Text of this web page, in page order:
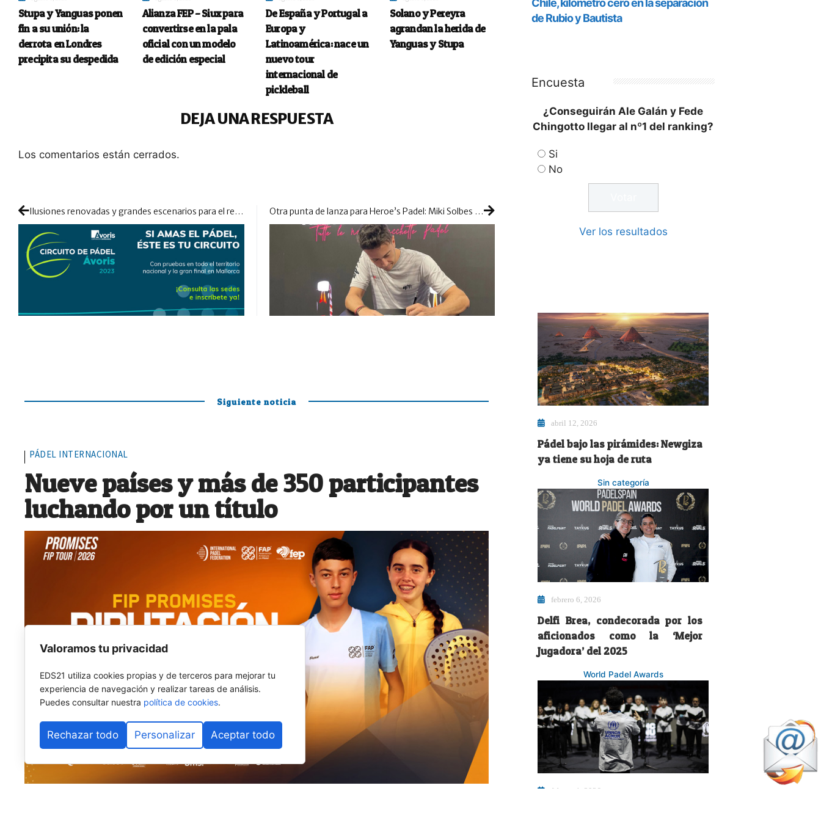
Stupa y Yanguas ponen
fin a su unión: la
derrota en Londres
precipita su despedida
Alianza FEP – Siux para
convertirse en la pala
oficial con un modelo
de edición especial
De España y Portugal a
Europa y
Latinoamérica: nace un
nuevo tour
internacional de
pickleball
Solano y Pereyra
agrandan la herida de
Yanguas y Stupa
DEJA UNA RESPUESTA
Los comentarios están cerrados.
Ilusiones renovadas y grandes escenarios para el regreso del Circuito de Pádel Ávoris Otra punta de lanza para Heroe’s Padel: Miki Solbes también se suma a su proyecto de expansión
Siguiente noticia
PÁDEL INTERNACIONAL
Nueve países y más de 350 participantes
luchando por un título
Encuesta
¿Conseguirán Ale Galán y Fede
Chingotto llegar al nº1 del ranking?
Si
No
Ver los resultados
abril 12, 2026
Pádel bajo las pirámides: Newgiza
ya tiene su hoja de ruta
Sin categoría
febrero 6, 2026
Delfi Brea, condecorada por los
aficionados como la ‘Mejor
Jugadora’ del 2025
World Padel Awards
febrero 1, 2026
Valoramos tu privacidad
EDS21 utiliza cookies propias y de terceros para mejorar tu
experiencia de navegación y realizar tareas de análisis.
Puedes consultar nuestra política de cookies.
Rechazar todo Personalizar Aceptar todo